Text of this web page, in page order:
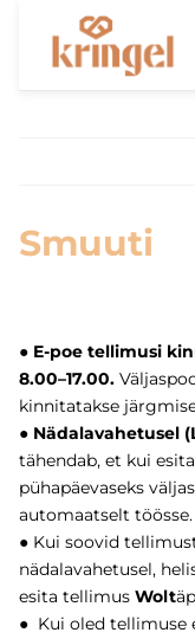
Smuuti
● E-poe tellimusi
8.00–17.00.
kinnitatakse
● Nädalavahetusel
tähendab, et kui
pühapäevaseks
automaatselt töösse.
● Kui soovid
nädalavahetusel,
esita tellimus Wolt
● Kui oled tellimuse